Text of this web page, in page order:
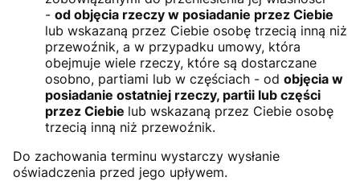
- od objęcia rzeczy w posiadanie przez Ciebie
lub wskazaną przez Ciebie osobę trzecią inną niż
przewoźnik, a w przypadku umowy, która
obejmuje wiele rzeczy, które są dostarczane
osobno, partiami lub w częściach - od objęcia w
posiadanie ostatniej rzeczy, partii lub części
przez Ciebie lub wskazaną przez Ciebie osobę
trzecią inną niż przewoźnik.
Do zachowania terminu wystarczy wysłanie
oświadczenia przed jego upływem.